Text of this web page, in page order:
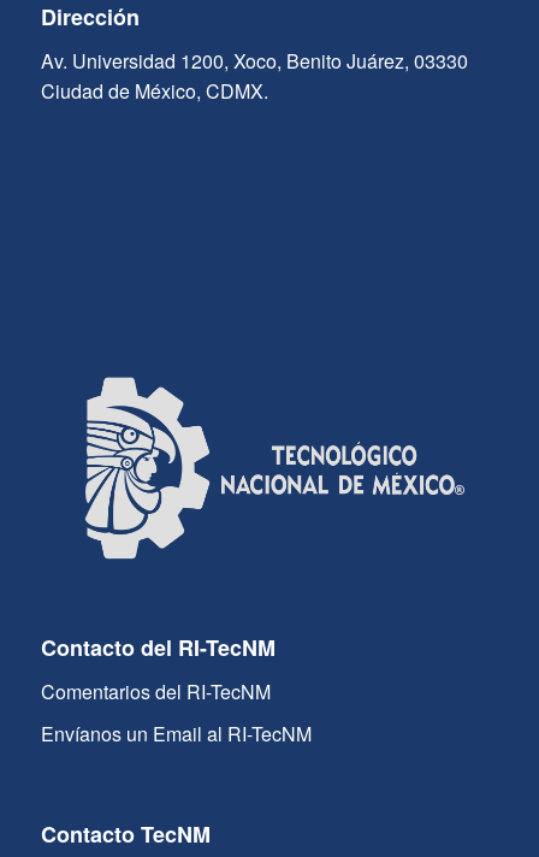
Dirección
Av. Universidad 1200, Xoco, Benito Juárez, 03330
Ciudad de México, CDMX.
Contacto del RI-TecNM
Comentarios del RI-TecNM
Envíanos un Email al RI-TecNM
Contacto TecNM